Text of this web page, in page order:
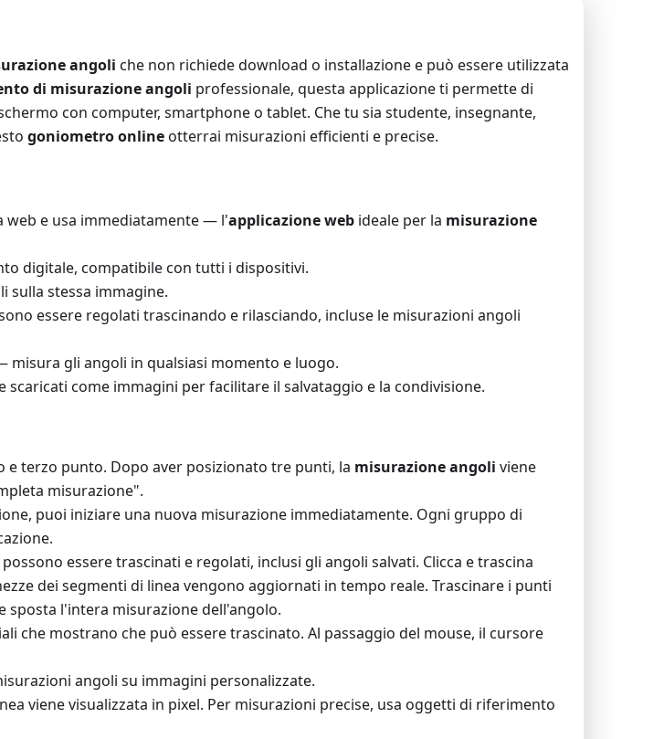
angoli che non richiede download o installazione e può essere utilizzata
di misurazione angoli professionale, questa applicazione ti permette di
con computer, smartphone o tablet. Che tu sia studente, insegnante,
goniometro onlineotterrai misurazioni efficienti e precise.
web e usa immediatamente — l'applicazione web ideale per la misurazione
digitale, compatibile con tutti i dispositivi.
sulla stessa immagine.
essere regolati trascinando e rilasciando, incluse le misurazioni angoli
gli angoli in qualsiasi momento e luogo.
come immagini per facilitare il salvataggio e la condivisione.
e terzo punto. Dopo aver posizionato tre punti, la misurazione angoli viene
misurazione".
puoi iniziare una nuova misurazione immediatamente. Ogni gruppo di
essere trascinati e regolati, inclusi gli angoli salvati. Clicca e trascina
dei segmenti di linea vengono aggiornati in tempo reale. Trascinare i punti
sposta l'intera misurazione dell'angolo.
che mostrano che può essere trascinato. Al passaggio del mouse, il cursore
angoli su immagini personalizzate.
viene visualizzata in pixel. Per misurazioni precise, usa oggetti di riferimento